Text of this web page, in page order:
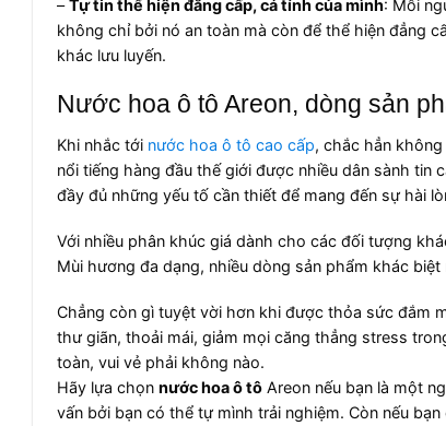
–Tự tin thể hiện đẳng cấp, cá tính của mình: Mỗi
không chỉ bởi nó an toàn mà còn để thể hiện đẳng
khác lưu luyến.
Nước hoa ô tô Areon, dòng sản
Khi nhắc tới nước hoa ô tô cao cấp, chắc hẳn
nổi tiếng hàng đầu thế giới được nhiều dân sành
đầy đủ những yếu tố cần thiết để mang đến sự hài
Với nhiều phân khúc giá dành cho các đối tượng
Mùi hương đa dạng, nhiều dòng sản phẩm khác
Chẳng còn gì tuyệt vời hơn khi được thỏa sức đắm
thư giãn, thoải mái, giảm mọi căng thẳng stress
toàn, vui vẻ phải không nào.
Hãy lựa chọn nước hoa ô tôAreon nếu bạn là một
vấn bởi bạn có thể tự mình trải nghiệm. Còn nếu